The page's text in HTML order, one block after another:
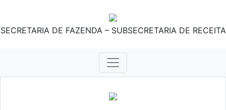
SECRETARIA DE FAZENDA – SUBSECRETARIA DE RECEITA